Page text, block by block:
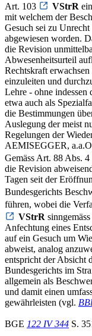
Art. 103
VStrR
mit welchem der
Gesuch sei zu
abgewiesen worden.
die Revision
Abwesenheitsurteil
Rechtskraft
einzuleiten und
Lehre - ohne indessen
etwa auch als
die Bestimmungen
Auslegung der meist
Regelungen der
AEMISEGGER,
Gemäss Art. 88 Abs. 4
die Revision
Tagen seit der
Bundesgerichts
führen, wobei die
VStrR
Anfechtung eines
auf ein Gesuch um
abweist, analog
entspricht der Absicht
Bundesgerichts im
allgemein als
und damit einen
gewährleisten (vgl.
BGE 122 IV 344 S.